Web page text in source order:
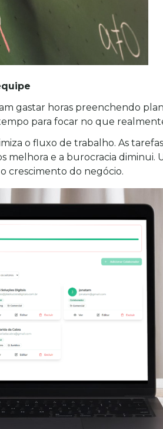
gastar horas preenchendo
para focar no que
o fluxo de trabalho. As
e a burocracia diminui.
crescimento do negócio.